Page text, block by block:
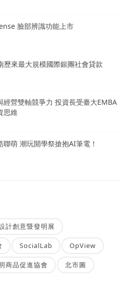
臉部辨識功能上市
歷來最大規模國際銀團社會貸款
經營雙軸競爭力 投資長受臺大EMBA
思維
聯萌 潮玩開學祭搶抱AI筆電！
計創意暨發明展
SocialLab OpView
商品促進協會 北市圖